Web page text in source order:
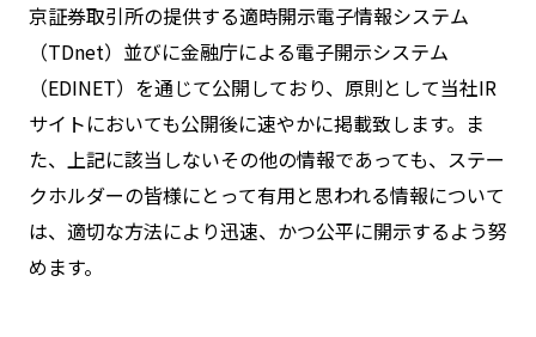
京証券取引所の提供する適時開示電子情報システム
（TDnet）並びに金融庁による電子開示システム
（EDINET）を通じて公開しており、原則として当社IR
サイトにおいても公開後に速やかに掲載致します。ま
た、上記に該当しないその他の情報であっても、ステー
クホルダーの皆様にとって有用と思われる情報について
は、適切な方法により迅速、かつ公平に開示するよう努
めます。